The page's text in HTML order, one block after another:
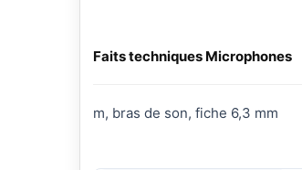
Faits techniques Microphones
m, bras de son, fiche 6,3 mm